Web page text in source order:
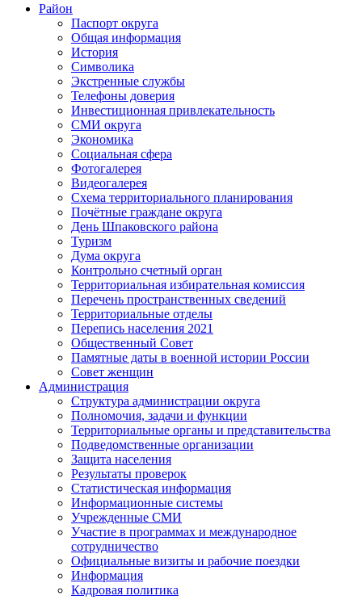
Район
Паспорт округа
Общая информация
История
Символика
Экстренные службы
Телефоны доверия
Инвестиционная привлекательность
СМИ округа
Экономика
Социальная сфера
Фотогалерея
Видеогалерея
Схема территориального планирования
Почётные граждане округа
День Шпаковского района
Туризм
Дума округа
Контрольно счетный орган
Территориальная избирательная комиссия
Перечень пространственных сведений
Территориальные отделы
Перепись населения 2021
Общественный Совет
Памятные даты в военной истории России
Совет женщин
Администрация
Структура администрации округа
Полномочия, задачи и функции
Территориальные органы и представительства
Подведомственные организации
Защита населения
Результаты проверок
Статистическая информация
Информационные системы
Учрежденные СМИ
Участие в программах и международное
сотрудничество
Официальные визиты и рабочие поездки
Информация
Кадровая политика